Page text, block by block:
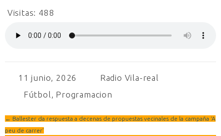
Visitas: 488
11 junio, 2026
Radio Vila-real
Fútbol, Programacion
← Ballester da respuesta a decenas de propuestas vecinales de la campaña ‘A
peu de carrer’